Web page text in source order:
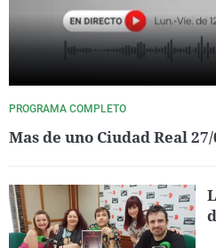
PROGRAMA COMPLETO
Mas de uno Ciudad Real